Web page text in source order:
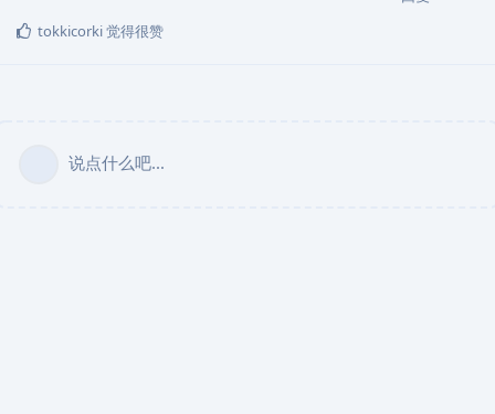
tokkicorki觉得很赞
说点什么吧...